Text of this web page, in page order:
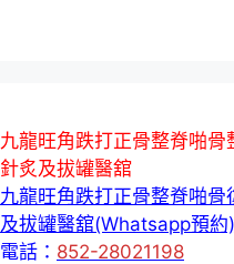
九龍旺角跌打正骨整脊啪骨
針炙及拔罐醫舘
九龍旺角跌打正骨整脊啪骨
及拔罐醫舘(Whatsapp預約)
電話： 852-28021198